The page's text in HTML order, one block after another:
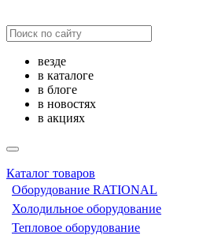
везде
в каталоге
в блоге
в новостях
в акциях
Каталог товаров
Оборудование RATIONAL
Холодильное оборудование
Тепловое оборудование